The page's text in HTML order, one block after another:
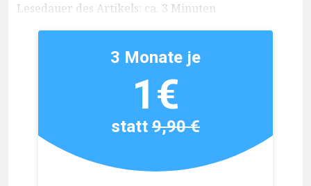
Lesedauer des Artikels: ca. 3 Minuten
3 Monate je
1€
statt9,90 €